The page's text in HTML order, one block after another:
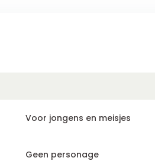
Voor jongens en meisjes
Geen personage